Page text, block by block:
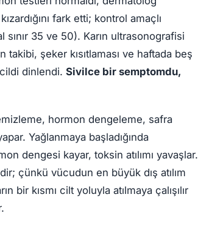
fark etti; kontrol amaçlı
sınır 35 ve 50). Karın ultrasonografisi
şeker kısıtlaması ve haftada beş
dinlendi. Sivilce bir semptomdu,
hormon dengeleme, safra
Yağlanmaya başladığında
dengesi kayar, toksin atılımı yavaşlar.
çünkü vücudun en büyük dış atılım
bir kısmı cilt yoluyla atılmaya çalışılır